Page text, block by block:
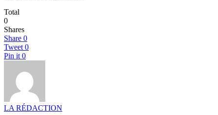
Total
0
Shares
Share 0
Tweet 0
Pin it 0
LA RÉDACTION